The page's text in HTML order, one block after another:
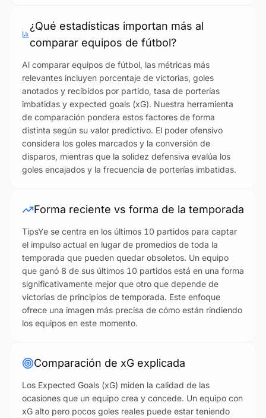
¿Qué estadísticas importan más al
comparar equipos de fútbol?
Al comparar equipos de fútbol, las métricas más
relevantes incluyen porcentaje de victorias, goles
anotados y recibidos por partido, tasa de porterías
imbatidas y expected goals (xG). Nuestra herramienta
de comparación pondera estos factores de forma
distinta según su valor predictivo. El poder ofensivo
considera los goles marcados y la conversión de
disparos, mientras que la solidez defensiva evalúa los
goles encajados y la frecuencia de porterías imbatidas.
Forma reciente vs forma de la temporada
TipsYe se centra en los últimos 10 partidos para captar
el impulso actual en lugar de promedios de toda la
temporada que pueden quedar obsoletos. Un equipo
que ganó 8 de sus últimos 10 partidos está en una forma
significativamente mejor que otro que depende de
victorias de principios de temporada. Este enfoque
ofrece una imagen más precisa de cómo están rindiendo
los equipos en este momento.
Comparación de xG explicada
Los Expected Goals (xG) miden la calidad de las
ocasiones que un equipo crea y concede. Un equipo con
xG alto pero pocos goles reales puede estar teniendo